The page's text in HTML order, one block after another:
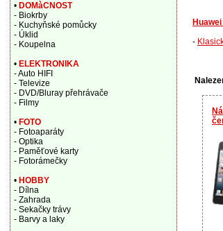
-
• DOMàCNOST
- Biokrby
- Kuchyňské pomůcky
- Úklid
- Koupelna
• ELEKTRONIKA
- Auto HIFI
- Televize
- DVD/Bluray přehrávače
- Filmy
• FOTO
- Fotoaparáty
- Optika
- Paměťové karty
- Fotorámečky
• HOBBY
- Dílna
- Zahrada
- Sekačky trávy
- Barvy a laky